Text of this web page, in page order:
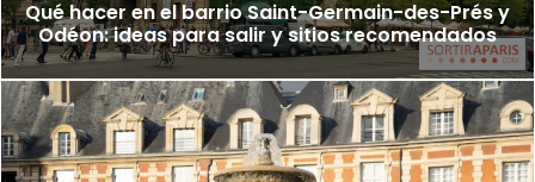
Qué hacer en el barrio Saint-Germain-des-Prés y
Odéon: ideas para salir y sitios recomendados